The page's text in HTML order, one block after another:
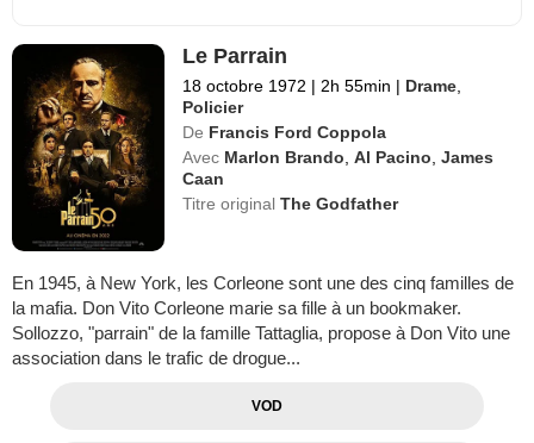
Le Parrain
18 octobre 1972 | 2h 55min | Drame,
Policier
De Francis Ford Coppola
Avec Marlon Brando,Al Pacino,James
Caan
Titre originalThe Godfather
En 1945, à New York, les Corleone sont une des cinq familles de
la mafia. Don Vito Corleone marie sa fille à un bookmaker.
Sollozzo, "parrain" de la famille Tattaglia, propose à Don Vito une
association dans le trafic de drogue...
VOD